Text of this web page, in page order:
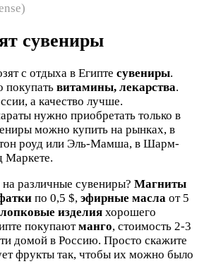
сувениры
с отдыха в Египте сувениры.
покупать витамины, лекарства.
а качество лучше.
нужно приобретать только в
можно купить на рынках, в
роуд или Эль-Мамша, в Шарм-
различные сувениры? Магниты
по 0,5 $, эфирные масла от 5
изделия хорошего
покупаютманго, стоимость 2-3
домой в Россию. Просто скажите
фрукты так, чтобы их можно было